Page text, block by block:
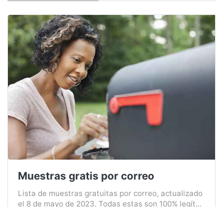
Muestras gratis por correo
Lista de muestras gratuitas por correo, actualizado
el 8 de mayo de 2023. Todas estas son 100% legít...